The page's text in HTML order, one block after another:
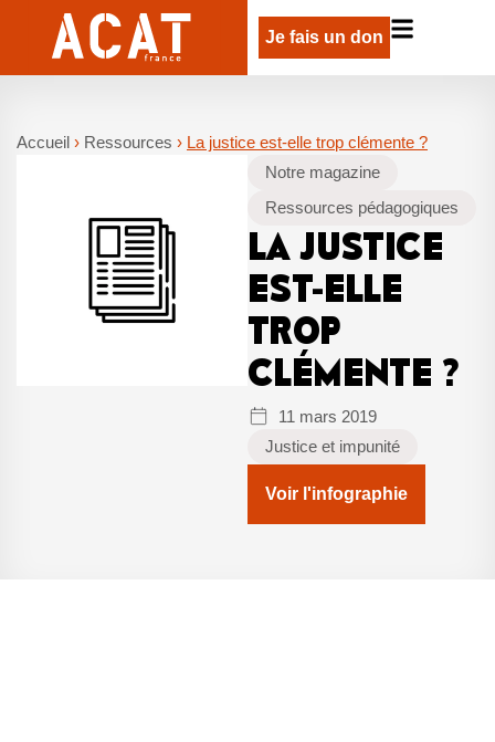
Je fais un don
Accueil › Ressources › La justice est-elle trop clémente ?
Notre magazine
Ressources pédagogiques
LA JUSTICE
EST-ELLE
TROP
CLÉMENTE ?
11 mars 2019
Justice et impunité
Voir l'infographie